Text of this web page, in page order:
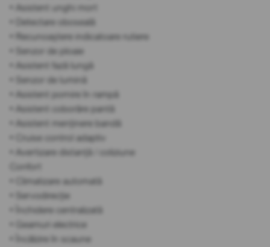
• Asistent unghi mort
• Detectare oboseală
• Recunoaștere indicatoare rutiere
• Senzor de ploaie
• Asistent fază lungă
• Senzor de lumină
• Asistent pornire în rampă
• Asistent coborâre pantă
• Asistent menținere bandă
• Cruise control adaptiv
• Avertizare distanță / coliziune
Confort
• Climatizare automată
• Servodirecție
• Închidere centralizată
• Geamuri electrice
• Încălzire în scaune